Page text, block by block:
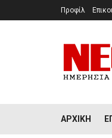
Προφίλ
ΑΡΧΙΚΉ